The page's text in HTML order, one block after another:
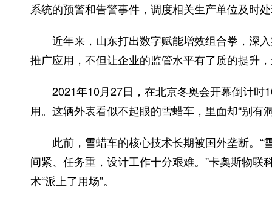
系统的预警和告警事件，调度相关生产单位及时
近年来，山东打出数字赋能增效组合拳，深入
推广应用，不但让企业的监管水平有了质的提升
2021年10月27日，在北京冬奥会开幕倒计时
用。这辆外表看似不起眼的雪蜡车，里面却“别
此前，雪蜡车的核心技术长期被国外垄断。“
间紧、任务重，设计工作十分艰难。”卡奥斯物
术“派上了用场”。